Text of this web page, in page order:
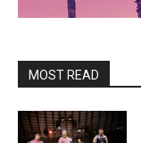
MOST READ